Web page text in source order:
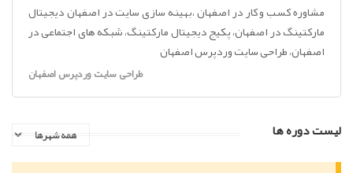
مشاوره کسب و کار در اصفهان ،بهینه سازی سایت در اصفهان دیجیتال
مارکتینگ در اصفهان، پکیج دیجیتال مارکتینگ، شبکه های اجتماعی در
اصفهان، طراحی سایت وردپرس اصفهان
طراحی سایت وردپرس اصفهان
لیست دوره ها